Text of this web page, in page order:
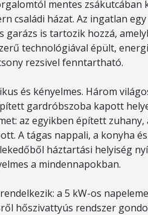
mentes zsákutcában
családi házat. Az ingatlan
garázs is tartozik hozzá,
technológiával épült,
rezsivel fenntartható.
és kényelmes. Három
gardróbszoba kapott
az egyikben épített
A tágas nappali, a konyha
háztartási helyiség
a mindennapokban.
a 5 kW-os
hőszivattyús rendszer